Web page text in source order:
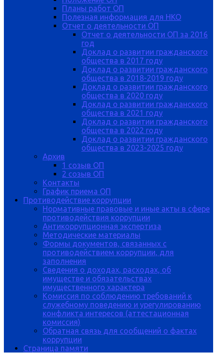
Планы работ ОП
Полезная информация для НКО
Отчет о деятельности ОП
Отчет о деятельности ОП за 2016
год
Доклад о развитии гражданского
общества в 2017 году
Доклад о развитии гражданского
общества в 2018-2019 году
Доклад о развитии гражданского
общества в 2020 году
Доклад о развитии гражданского
общества в 2021 году
Доклад о развитии гражданского
общества в 2022 году
Доклад о развитии гражданского
общества в 2023-2025 году
Архив
1 созыв ОП
2 созыв ОП
Контакты
График приема ОП
Противодействие коррупции
Нормативные правовые и иные акты в сфере
противодействия коррупции
Антикоррупционная экспертиза
Методические материалы
Формы документов, связанных с
противодействием коррупции, для
заполнения
Сведения о доходах, расходах, об
имуществе и обязательствах
имущественного характера
Комиссия по соблюдению требований к
служебному поведению и урегулированию
конфликта интересов (аттестационная
комиссия)
Обратная связь для сообщений о фактах
коррупции
Страница памяти